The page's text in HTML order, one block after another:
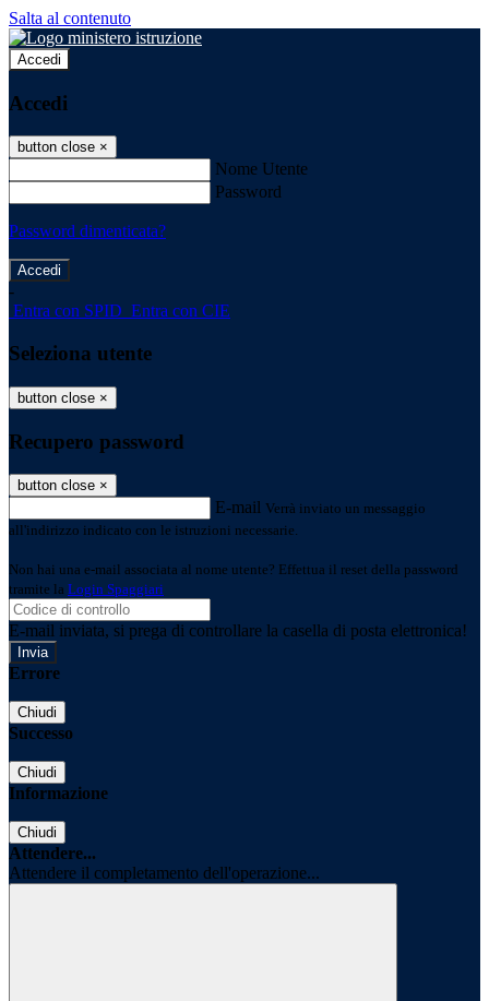
Salta al contenuto
Accedi
Accedi
button close ×
Nome Utente
Password
Password dimenticata?
-
Entra con SPID Entra con CIE
Seleziona utente
button close ×
Recupero password
button close ×
E-mail Verrà inviato un messaggio
all'indirizzo indicato con le istruzioni necessarie.
Non hai una e-mail associata al nome utente? Effettua il reset della password
tramite la Login Spaggiari
E-mail inviata, si prega di controllare la casella di posta elettronica!
Errore
Chiudi
Successo
Chiudi
Informazione
Chiudi
Attendere...
Attendere il completamento dell'operazione...